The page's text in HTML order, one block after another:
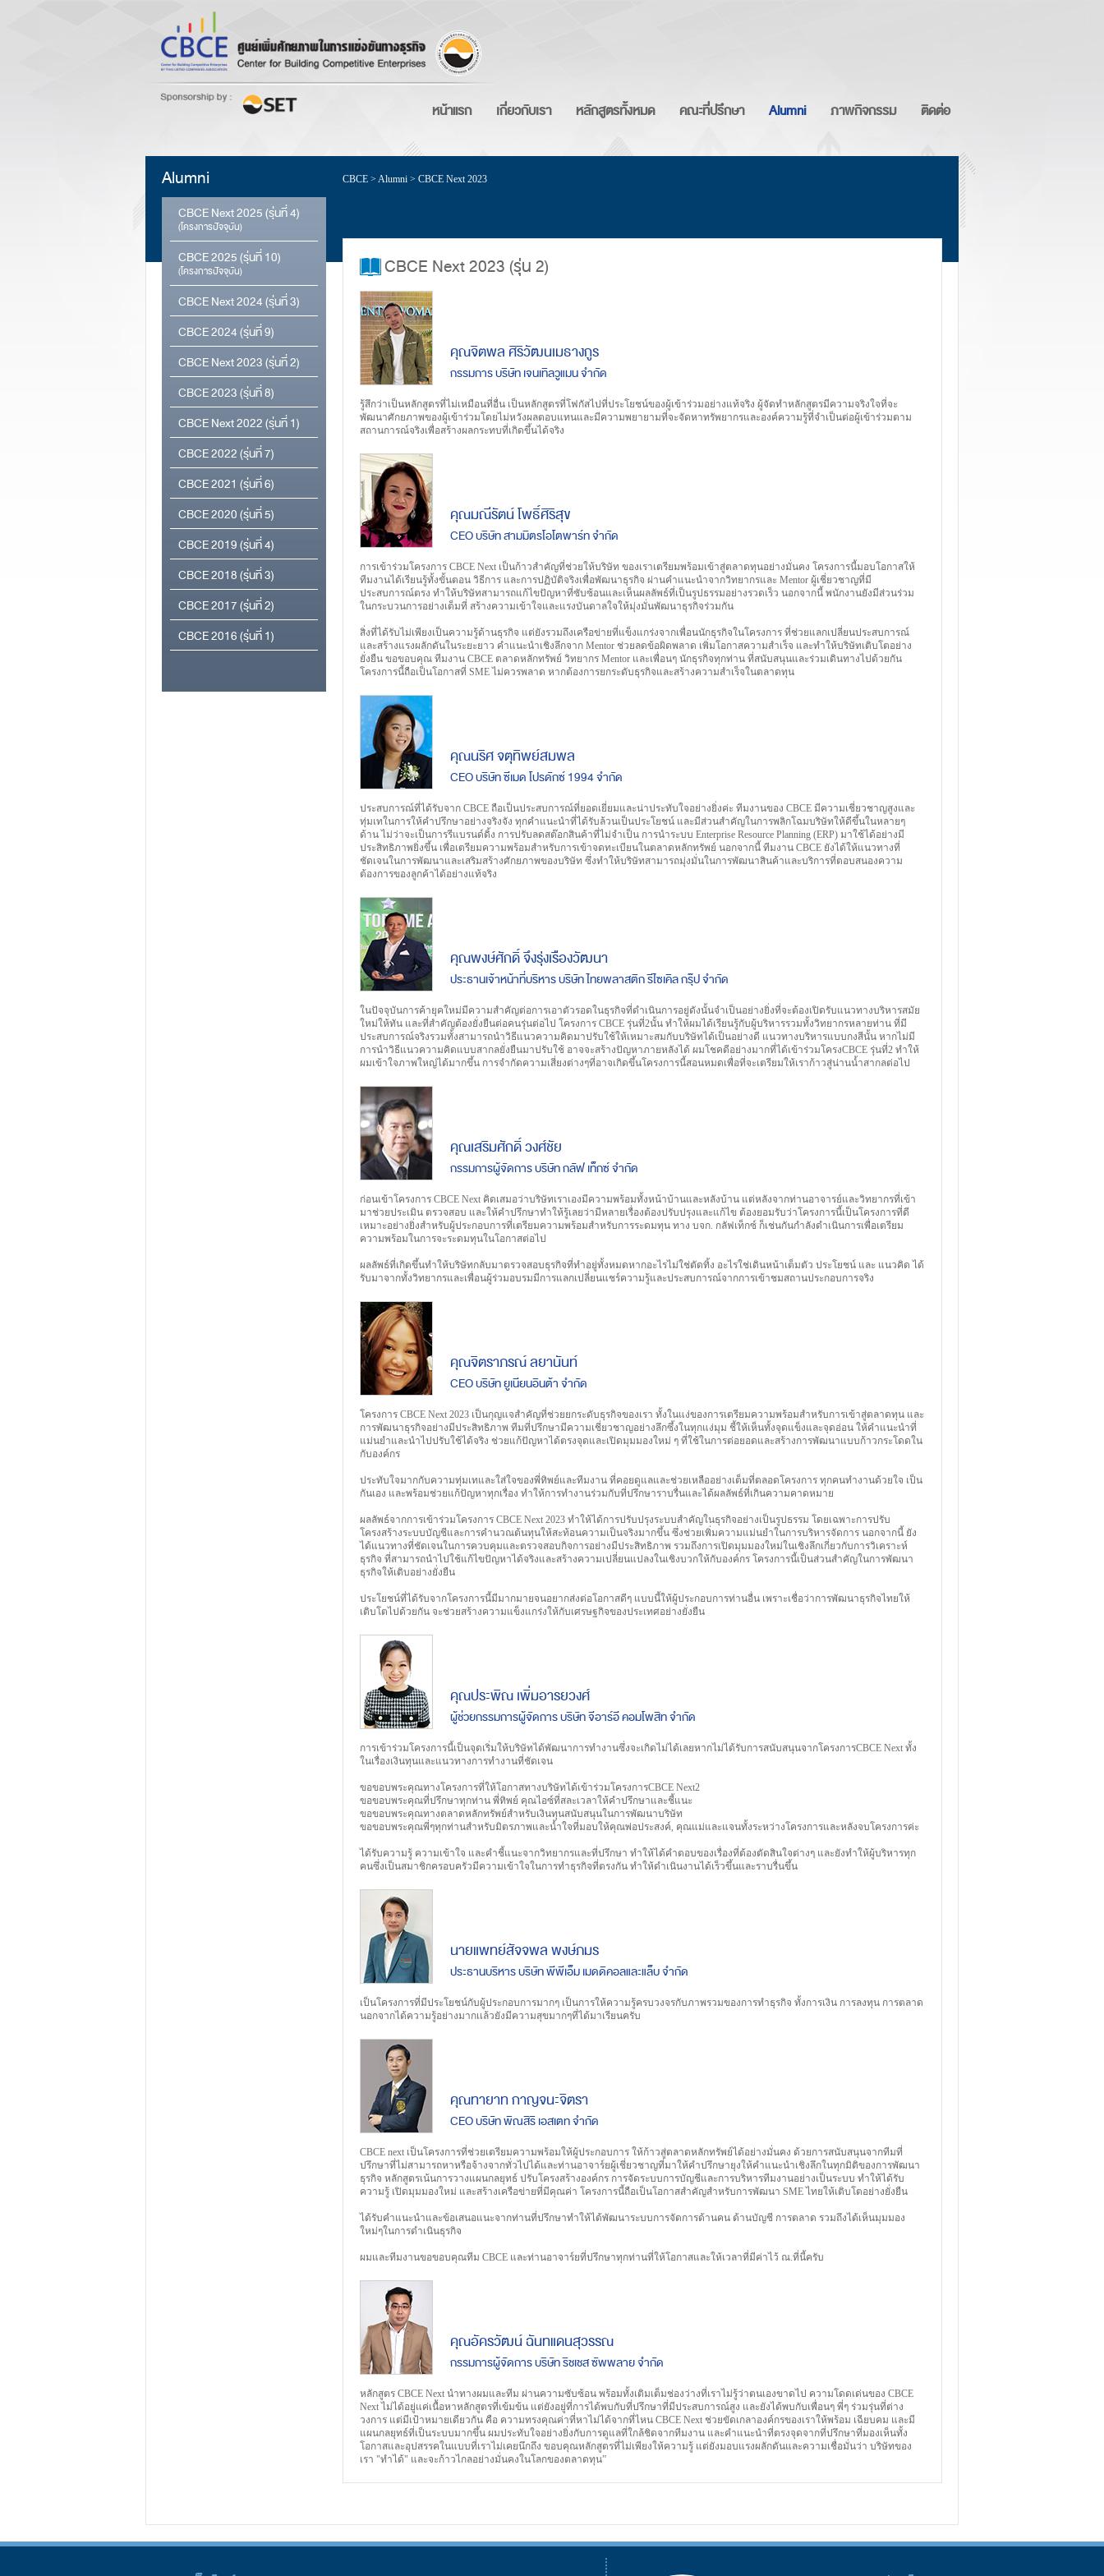
หน้าแรก เกี่ยวกับเรา หลักสูตรทั้งหมด คณะที่ปรึกษา Alumni ภาพกิจกรรม ติดต่อ
Alumni CBCE > Alumni > CBCE Next 2023
CBCE Next 2023 (รุ่น 2)
คุณจิตพล ศิริวัฒนเมธางกูร
กรรมการ บริษัท เจนเทิลวูแมน จำกัด
รู้สึกว่าเป็นหลักสูตรที่ไม่เหมือนที่อื่น เป็นหลักสูตรที่โฟกัสไปที่ประโยชน์ของผู้เข้าร่วมอย่างแท้จริง ผู้จัดทำหลักสูตรมีความจริงใจที่จะ
พัฒนาศักยภาพของผู้เข้าร่วมโดยไม่หวังผลตอบแทนและมีความพยายามที่จะจัดหาทรัพยากรและองค์ความรู้ที่จำเป็นต่อผู้เข้าร่วมตาม
สถานการณ์จริงเพื่อสร้างผลกระทบที่เกิดขึ้นได้จริง
คุณมณีรัตน์ โพธิ์ศิริสุข
CEO บริษัท สามมิตรโอโตพาร์ท จำกัด
การเข้าร่วมโครงการ CBCE Next เป็นก้าวสำคัญที่ช่วยให้บริษัท ของเราเตรียมพร้อมเข้าสู่ตลาดทุนอย่างมั่นคง โครงการนี้มอบโอกาสให้
ทีมงานได้เรียนรู้ทั้งขั้นตอน วิธีการ และการปฏิบัติจริงเพื่อพัฒนาธุรกิจ ผ่านคำแนะนำจากวิทยากรและ Mentor ผู้เชี่ยวชาญที่มี
ประสบการณ์ตรง ทำให้บริษัทสามารถแก้ไขปัญหาที่ซับซ้อนและเห็นผลลัพธ์ที่เป็นรูปธรรมอย่างรวดเร็ว นอกจากนี้ พนักงานยังมีส่วนร่วม
ในกระบวนการอย่างเต็มที่ สร้างความเข้าใจและแรงบันดาลใจให้มุ่งมั่นพัฒนาธุรกิจร่วมกัน
สิ่งที่ได้รับไม่เพียงเป็นความรู้ด้านธุรกิจ แต่ยังรวมถึงเครือข่ายที่แข็งแกร่งจากเพื่อนนักธุรกิจในโครงการ ที่ช่วยแลกเปลี่ยนประสบการณ์
และสร้างแรงผลักดันในระยะยาว คำแนะนำเชิงลึกจาก Mentor ช่วยลดข้อผิดพลาด เพิ่มโอกาสความสำเร็จ และทำให้บริษัทเติบโตอย่าง
ยั่งยืน ขอขอบคุณ ทีมงาน CBCE ตลาดหลักทรัพย์ วิทยากร Mentor และเพื่อนๆ นักธุรกิจทุกท่าน ที่สนับสนุนและร่วมเดินทางไปด้วยกัน
โครงการนี้ถือเป็นโอกาสที่ SME ไม่ควรพลาด หากต้องการยกระดับธุรกิจและสร้างความสำเร็จในตลาดทุน
คุณนริศ จตุทิพย์สมพล
CEO บริษัท ซีเมด โปรดักซ์ 1994 จำกัด
ประสบการณ์ที่ได้รับจาก CBCE ถือเป็นประสบการณ์ที่ยอดเยี่ยมและน่าประทับใจอย่างยิ่งค่ะ ทีมงานของ CBCE มีความเชี่ยวชาญสูงและ
ทุ่มเทในการให้คำปรึกษาอย่างจริงจัง ทุกคำแนะนำที่ได้รับล้วนเป็นประโยชน์ และมีส่วนสำคัญในการพลิกโฉมบริษัทให้ดีขึ้นในหลายๆ
ด้าน ไม่ว่าจะเป็นการรีแบรนด์ดิ้ง การปรับลดสต๊อกสินค้าที่ไม่จำเป็น การนำระบบ Enterprise Resource Planning (ERP) มาใช้ได้อย่างมี
ประสิทธิภาพยิ่งขึ้น เพื่อเตรียมความพร้อมสำหรับการเข้าจดทะเบียนในตลาดหลักทรัพย์ นอกจากนี้ ทีมงาน CBCE ยังได้ให้แนวทางที่
ชัดเจนในการพัฒนาและเสริมสร้างศักยภาพของบริษัท ซึ่งทำให้บริษัทสามารถมุ่งมั่นในการพัฒนาสินค้าและบริการที่ตอบสนองความ
ต้องการของลูกค้าได้อย่างแท้จริง
คุณพงษ์ศักดิ์ จึงรุ่งเรืองวัฒนา
ประธานเจ้าหน้าที่บริหาร บริษัท ไทยพลาสติก รีไซเคิล กรุ๊ป จำกัด
ในปัจจุบันการค้ายุคใหม่มีความสำคัญต่อการเอาตัวรอดในธุรกิจที่ดำเนินการอยู่ดังนั้นจำเป็นอย่างยิ่งที่จะต้องเปิดรับแนวทางบริหารสมัย
ใหม่ให้ทัน และที่สำคัญต้องยั่งยืนต่อคนรุ่นต่อไป โครงการ CBCE รุ่นที่2นั้น ทำให้ผมได้เรียนรู้กับผู้บริหารรวมทั้งวิทยากรหลายท่าน ที่มี
ประสบการณ์จริงรวมทั้งสามารถนำวิธีแนวความคิดมาปรับใช้ให้เหมาะสมกับบริษัทได้เป็นอย่างดี แนวทางบริหารแบบกงสีนั้น หากไม่มี
การนำวิธีแนวความคิดแบบสากลยั่งยืนมาปรับใช้ อาจจะสร้างปัญหาภายหลังได้ ผมโชคดีอย่างมากที่ได้เข้าร่วมโครงCBCE รุ่นที่2 ทำให้
ผมเข้าใจภาพใหญ่ได้มากขึ้น การจำกัดความเสี่ยงต่างๆที่อาจเกิดขึ้นโครงการนี้สอนหมดเพื่อที่จะเตรียมให้เราก้าวสู่น่านน้ำสากลต่อไป
คุณเสริมศักดิ์ วงศ์ชัย
กรรมการผู้จัดการ บริษัท กลัฟ เท็กซ์ จำกัด
ก่อนเข้าโครงการ CBCE Next คิดเสมอว่าบริษัทเราเองมีความพร้อมทั้งหน้าบ้านและหลังบ้าน แต่หลังจากท่านอาจารย์และวิทยากรที่เข้า
มาช่วยประเมิน ตรวจสอบ และให้คำปรึกษาทำให้รู้เลยว่ามีหลายเรื่องต้องปรับปรุงและแก้ไข ต้องยอมรับว่าโครงการนี้เป็นโครงการที่ดี
เหมาะอย่างยิ่งสำหรับผู้ประกอบการที่เตรียมความพร้อมสำหรับการระดมทุน ทาง บจก. กลัฟเท็กซ์ ก็เช่นกันกำลังดำเนินการเพื่อเตรียม
ความพร้อมในการจะระดมทุนในโอกาสต่อไป
ผลลัพธ์ที่เกิดขึ้นทำให้บริษัทกลับมาตรวจสอบธุรกิจที่ทำอยู่ทั้งหมดหากอะไรไม่ใช่ตัดทิ้ง อะไรใช่เดินหน้าเต็มตัว ประโยชน์ และ แนวคิด ได้
รับมาจากทั้งวิทยากรและเพื่อนผู้ร่วมอบรมมีการแลกเปลี่ยนแชร์ความรู้และประสบการณ์จากการเข้าชมสถานประกอบการจริง
คุณจิตราภรณ์ ลยานันท์
CEO บริษัท ยูเนียนอินต้า จำกัด
โครงการ CBCE Next 2023 เป็นกุญแจสำคัญที่ช่วยยกระดับธุรกิจของเรา ทั้งในแง่ของการเตรียมความพร้อมสำหรับการเข้าสู่ตลาดทุน และ
การพัฒนาธุรกิจอย่างมีประสิทธิภาพ ทีมที่ปรึกษามีความเชี่ยวชาญอย่างลึกซึ้งในทุกแง่มุม ชี้ให้เห็นทั้งจุดแข็งและจุดอ่อน ให้คำแนะนำที่
แม่นยำและนำไปปรับใช้ได้จริง ช่วยแก้ปัญหาได้ตรงจุดและเปิดมุมมองใหม่ ๆ ที่ใช้ในการต่อยอดและสร้างการพัฒนาแบบก้าวกระโดดใน
กับองค์กร
ประทับใจมากกับความทุ่มเทและใส่ใจของพี่ทิพย์และทีมงาน ที่คอยดูแลและช่วยเหลืออย่างเต็มที่ตลอดโครงการ ทุกคนทำงานด้วยใจ เป็น
กันเอง และพร้อมช่วยแก้ปัญหาทุกเรื่อง ทำให้การทำงานร่วมกับที่ปรึกษาราบรื่นและได้ผลลัพธ์ที่เกินความคาดหมาย
ผลลัพธ์จากการเข้าร่วมโครงการ CBCE Next 2023 ทำให้ได้การปรับปรุงระบบสำคัญในธุรกิจอย่างเป็นรูปธรรม โดยเฉพาะการปรับ
โครงสร้างระบบบัญชีและการคำนวณต้นทุนให้สะท้อนความเป็นจริงมากขึ้น ซึ่งช่วยเพิ่มความแม่นยำในการบริหารจัดการ นอกจากนี้ ยัง
ได้แนวทางที่ชัดเจนในการควบคุมและตรวจสอบกิจการอย่างมีประสิทธิภาพ รวมถึงการเปิดมุมมองใหม่ในเชิงลึกเกี่ยวกับการวิเคราะห์
ธุรกิจ ที่สามารถนำไปใช้แก้ไขปัญหาได้จริงและสร้างความเปลี่ยนแปลงในเชิงบวกให้กับองค์กร โครงการนี้เป็นส่วนสำคัญในการพัฒนา
ธุรกิจให้เติบอย่างยั่งยืน
ประโยชน์ที่ได้รับจากโครงการนี้มีมากมายจนอยากส่งต่อโอกาสดีๆ แบบนี้ให้ผู้ประกอบการท่านอื่น เพราะเชื่อว่าการพัฒนาธุรกิจไทยให้
เติบโตไปด้วยกัน จะช่วยสร้างความแข็งแกร่งให้กับเศรษฐกิจของประเทศอย่างยั่งยืน
คุณประพิณ เพิ่มอารยวงศ์
ผู้ช่วยกรรมการผู้จัดการ บริษัท จีอาร์อี คอมโพสิท จำกัด
การเข้าร่วมโครงการนี้เป็นจุดเริ่มให้บริษัทได้พัฒนาการทำงานซึ่งจะเกิดไม่ได้เลยหากไม่ได้รับการสนับสนุนจากโครงการCBCE Next ทั้ง
ในเรื่องเงินทุนและแนวทางการทำงานที่ชัดเจน
ขอขอบพระคุณทางโครงการที่ให้โอกาสทางบริษัทได้เข้าร่วมโครงการCBCE Next2
ขอขอบพระคุณที่ปรึกษาทุกท่าน พี่ทิพย์ คุณไอซ์ที่สละเวลาให้คำปรึกษาและชี้แนะ
ขอขอบพระคุณทางตลาดหลักทรัพย์สำหรับเงินทุนสนับสนุนในการพัฒนาบริษัท
ขอขอบพระคุณพี่ๆทุกท่านสำหรับมิตรภาพและน้ำใจที่มอบให้คุณพ่อประสงค์, คุณแม่และแจนทั้งระหว่างโครงการและหลังจบโครงการค่ะ
ได้รับความรู้ ความเข้าใจ และคำชี้แนะจากวิทยากรและที่ปรึกษา ทำให้ได้คำตอบของเรื่องที่ต้องตัดสินใจต่างๆ และยังทำให้ผู้บริหารทุก
คนซึ่งเป็นสมาชิกครอบครัวมีความเข้าใจในการทำธุรกิจที่ตรงกัน ทำให้ดำเนินงานได้เร็วขึ้นและราบรื่นขึ้น
นายแพทย์สัจจพล พงษ์ภมร
ประธานบริหาร บริษัท พีพีเอ็ม เมดดิคอลและแล็บ จำกัด
เป็นโครงการที่มีประโยชน์กับผู้ประกอบการมากๆ เป็นการให้ความรู้ครบวงจรกับภาพรวมของการทำธุรกิจ ทั้งการเงิน การลงทุน การตลาด
นอกจากได้ความรู้อย่างมากเเล้วยังมีความสุขมากๆที่ได้มาเรียนครับ
คุณทายาท กาญจนะจิตรา
CEO บริษัท พิณสิริ เอสเตท จำกัด
CBCE next เป็นโครงการที่ช่วยเตรียมความพร้อมให้ผู้ประกอบการ ให้ก้าวสู่ตลาดหลักทรัพย์ได้อย่างมั่นคง ด้วยการสนับสนุนจากทีมที่
ปรึกษาที่ไม่สามารถหาหรือจ้างจากทั่วไปได้และท่านอาจาร์ยผู้เชี่ยวชาญที่มาให้คำปรึกษายุงให้คำแนะนำเชิงลึกในทุกมิติของการพัฒนา
ธุรกิจ หลักสูตรเน้นการวางแผนกลยุทธ์ ปรับโครงสร้างองค์กร การจัดระบบการบัญชีและการบริหารทีมงานอย่างเป็นระบบ ทำให้ได้รับ
ความรู้ เปิดมุมมองใหม่ และสร้างเครือข่ายที่มีคุณค่า โครงการนี้ถือเป็นโอกาสสำคัญสำหรับการพัฒนา SME ไทยให้เติบโตอย่างยั่งยืน
ได้รับคำแนะนำและข้อเสนอแนะจากท่านที่ปรึกษาทำให้ได้พัฒนาระบบการจัดการด้านคน ด้านบัญชี การตลาด รวมถึงได้เห็นมุมมอง
ใหม่ๆในการดำเนินธุรกิจ
ผมและทีมงานขอขอบคุณทีม CBCE และท่านอาจาร์ยที่ปรึกษาทุกท่านที่ให้โอกาสและให้เวลาที่มีค่าไว้ ณ.ที่นี้ครับ
คุณอัครวัฒน์ ฉันทแดนสุวรรณ
กรรมการผู้จัดการ บริษัท ริชเชส ซัพพลาย จำกัด
หลักสูตร CBCE Next นำทางผมและทีม ผ่านความซับซ้อน พร้อมทั้งเติมเต็มช่องว่างที่เราไม่รู้ว่าตนเองขาดไป ความโดดเด่นของ CBCE
Next ไม่ได้อยู่แค่เนื้อหาหลักสูตรที่เข้มข้น แต่ยังอยู่ที่การได้พบกับที่ปรึกษาที่มีประสบการณ์สูง และยังได้พบกับเพื่อนๆ พี่ๆ ร่วมรุ่นที่ต่าง
วงการ แต่มีเป้าหมายเดียวกัน คือ ความทรงคุณค่าที่หาไม่ได้จากที่ไหน CBCE Next ช่วยขัดเกลาองค์กรของเราให้พร้อม เฉียบคม และมี
แผนกลยุทธ์ที่เป็นระบบมากขึ้น ผมประทับใจอย่างยิ่งกับการดูแลที่ใกล้ชิดจากทีมงาน และคำแนะนำที่ตรงจุดจากที่ปรึกษาที่มองเห็นทั้ง
โอกาสและอุปสรรคในแบบที่เราไม่เคยนึกถึง ขอบคุณหลักสูตรที่ไม่เพียงให้ความรู้ แต่ยังมอบแรงผลักดันและความเชื่อมั่นว่า บริษัทของ
เรา "ทำได้" และจะก้าวไกลอย่างมั่นคงในโลกของตลาดทุน”
CBCE Next 2025 (รุ่นที่ 4)
(โครงการปัจจุบัน)
CBCE 2025 (รุ่นที่ 10)
(โครงการปัจจุบัน)
CBCE Next 2024 (รุ่นที่ 3)
CBCE 2024 (รุ่นที่ 9)
CBCE Next 2023 (รุ่นที่ 2)
CBCE 2023 (รุ่นที่ 8)
CBCE Next 2022 (รุ่นที่ 1)
CBCE 2022 (รุ่นที่ 7)
CBCE 2021 (รุ่นที่ 6)
CBCE 2020 (รุ่นที่ 5)
CBCE 2019 (รุ่นที่ 4)
CBCE 2018 (รุ่นที่ 3)
CBCE 2017 (รุ่นที่ 2)
CBCE 2016 (รุ่นที่ 1)